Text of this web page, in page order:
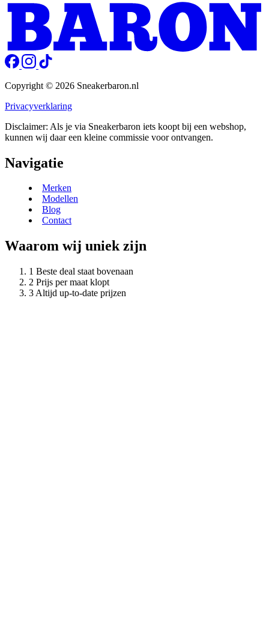
Copyright © 2026 Sneakerbaron.nl
Privacyverklaring
Disclaimer: Als je via Sneakerbaron iets koopt bij een webshop,
kunnen wij daar een kleine commissie voor ontvangen.
Navigatie
Merken
Modellen
Blog
Contact
Waarom wij uniek zijn
Beste deal staat bovenaan
Prijs per maat klopt
Altijd up-to-date prijzen